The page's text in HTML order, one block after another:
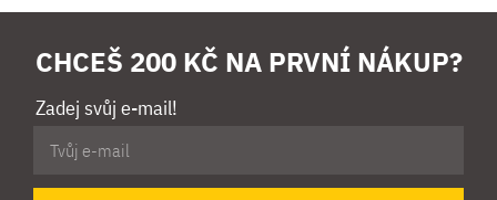
CHCEŠ 200 KČ NA PRVNÍ NÁKUP?
Zadej svůj e-mail!